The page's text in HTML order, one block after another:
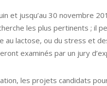
et jusqu’au 30 novembre
les plus pertinents ; il
au lactose, ou du stress et
examinés par un jury
les projets candidats